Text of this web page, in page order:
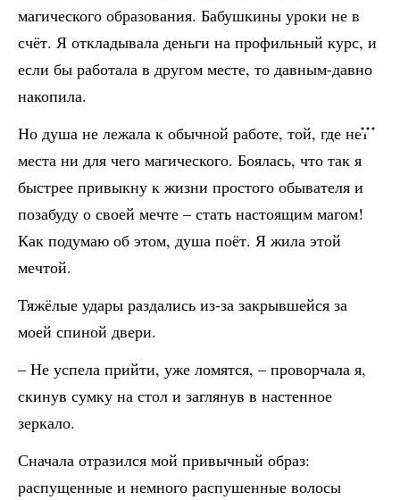
магического образования. Бабушкины уроки не в
счёт. Я откладывала деньги на профильный курс, и
если бы работала в другом месте, то давным-давно
накопила.
Но душа не лежала к обычной работе, той, где нет
места ни для чего магического. Боялась, что так я
быстрее привыкну к жизни простого обывателя и
позабуду о своей мечте – стать настоящим магом!
Как подумаю об этом, душа поёт. Я жила этой
мечтой.
Тяжёлые удары раздались из-за закрывшейся за
моей спиной двери.
– Не успела прийти, уже ломятся, – проворчала я,
скинув сумку на стол и заглянув в настенное
зеркало.
Сначала отразился мой привычный образ:
распущенные и немного распушенные волосы